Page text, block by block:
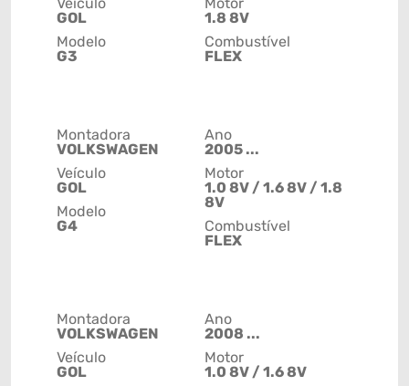
Veículo
GOL
Modelo
G3
Motor
1.8 8V
Combustível
FLEX
Montadora
VOLKSWAGEN
Veículo
GOL
Modelo
G4
Ano
2005 ...
Motor
1.0 8V / 1.6 8V / 1.8
8V
Combustível
FLEX
Montadora
VOLKSWAGEN
Veículo
GOL
Ano
2008 ...
Motor
1.0 8V / 1.6 8V